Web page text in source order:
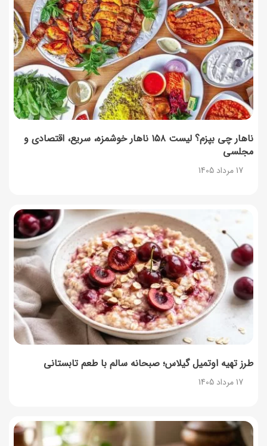
ناهار چی بپزم؟ لیست ۱۵۸ ناهار خوشمزه، سریع، اقتصادی و
مجلسی
17 مرداد 1405
طرز تهیه اوتمیل گیلاس؛ صبحانه سالم با طعم تابستانی
17 مرداد 1405